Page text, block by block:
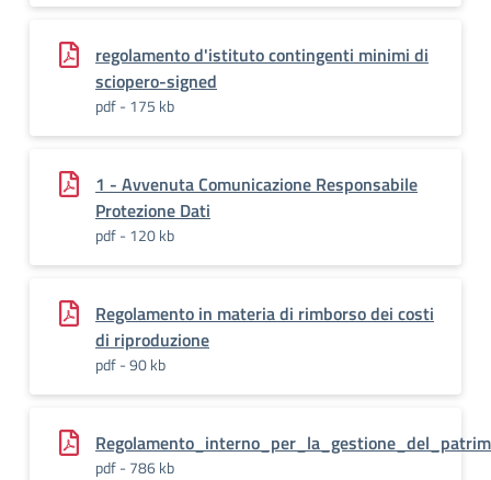
regolamento d'istituto contingenti minimi di
sciopero-signed
pdf - 175 kb
1 - Avvenuta Comunicazione Responsabile
Protezione Dati
pdf - 120 kb
Regolamento in materia di rimborso dei costi
di riproduzione
pdf - 90 kb
pdf - 786 kb